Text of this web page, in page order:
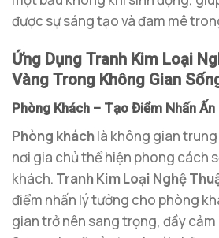
được sự sáng tạo và đam mê
Ứng Dụng Tranh Kim Loại
Vàng Trong Không Gian
Phòng Khách – Tạo Điểm Nhấn
Phòng kháchlà không gian
nơi gia chủ thể hiện phong cách
khách. Tranh Kim Loại Nghệ
điểm nhấn lý tưởng cho phòng
gian trở nên sang trọng, đầy